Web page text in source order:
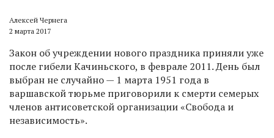
Алексей Чернега
2 марта 2017
Закон об учреждении нового праздника приняли уже
после гибели Качиньского, в феврале 2011. День был
выбран не случайно — 1 марта 1951 года в
варшавской тюрьме приговорили к смерти семерых
членов антисоветской организации «Свобода и
независимость».